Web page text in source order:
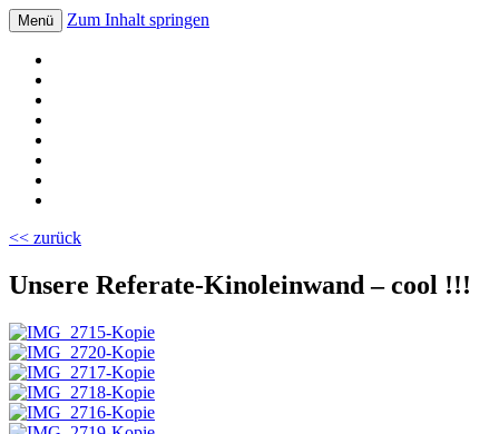
Volksschule Bad Blumau
Menü Zum Inhalt springen
<< zurück
Unsere Referate-Kinoleinwand – cool !!!